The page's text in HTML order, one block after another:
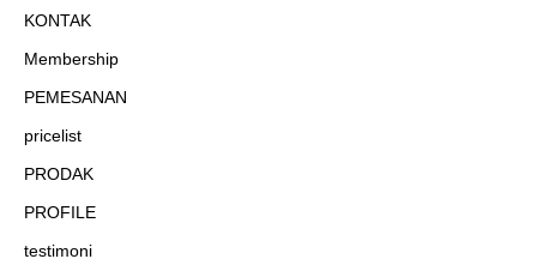
KONTAK
Membership
PEMESANAN
pricelist
PRODAK
PROFILE
testimoni